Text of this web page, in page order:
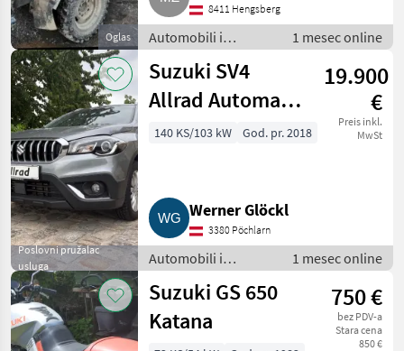
Oglas
8411 Hengsberg
Automobili i
motocikli / Limuzine
1 mesec online
Poslovni pružalac
usluga
Suzuki SV4
Allrad Automatik
Anhängerkupplung,
19.900
€
Preis inkl.
MwSt
140 KS/103 kW God. pr. 2018
Werner Glöckl
3380 Pöchlarn
Automobili i
motocikli / Limuzine
1 mesec online
Suzuki GS 650
Katana
750 €
bez PDV-a
Stara cena
850 €